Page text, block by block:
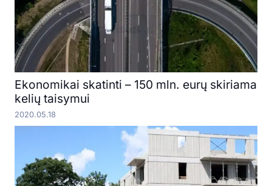
Ekonomikai skatinti – 150 mln. eurų skiriama
kelių taisymui
2020.05.18